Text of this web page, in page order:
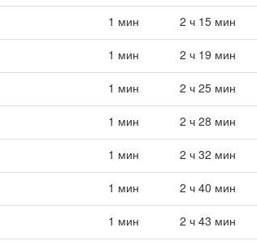
1 мин 2 ч 15 мин
1 мин 2 ч 19 мин
1 мин 2 ч 25 мин
1 мин 2 ч 28 мин
1 мин 2 ч 32 мин
1 мин 2 ч 40 мин
1 мин 2 ч 43 мин